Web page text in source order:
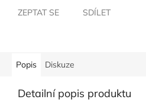
ZEPTAT SE SDÍLET
Popis Diskuze
Detailní popis produktu